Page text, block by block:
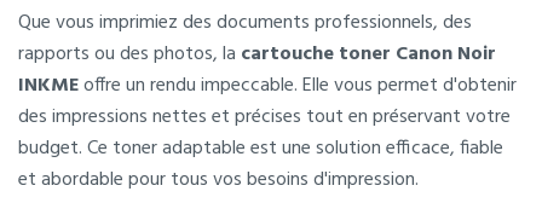
Que vous imprimiez des documents professionnels, des
rapports ou des photos, la cartouche toner Canon Noir
INKMEoffre un rendu impeccable. Elle vous permet d'obtenir
des impressions nettes et précises tout en préservant votre
budget. Ce toner adaptable est une solution efficace, fiable
et abordable pour tous vos besoins d'impression.